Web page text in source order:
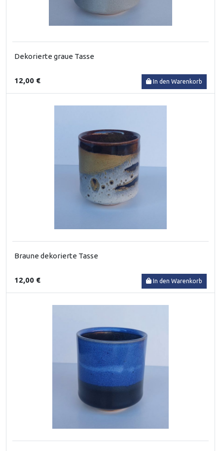
Dekorierte graue Tasse
12,00 € In den Warenkorb
Braune dekorierte Tasse
12,00 € In den Warenkorb